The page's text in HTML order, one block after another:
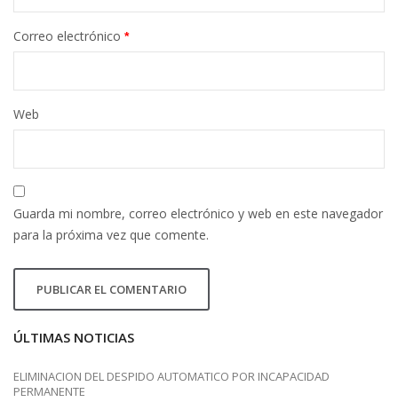
Correo electrónico *
Web
Guarda mi nombre, correo electrónico y web en este navegador
para la próxima vez que comente.
ÚLTIMAS NOTICIAS
ELIMINACION DEL DESPIDO AUTOMATICO POR INCAPACIDAD
PERMANENTE